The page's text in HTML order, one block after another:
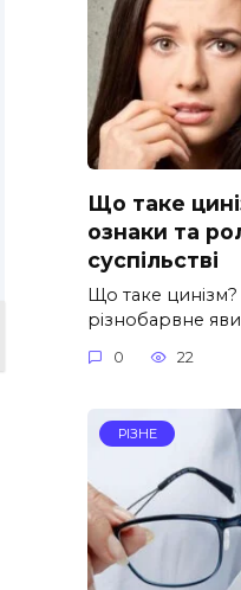
Що таке
ознаки та
суспільстві
Що таке
різнобарвне
0 22
РІЗНЕ